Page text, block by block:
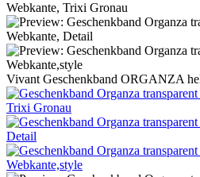
Vivant Geschenkband ORGANZA